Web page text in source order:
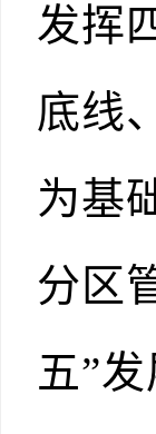
发挥
底线
为基
分区
五”